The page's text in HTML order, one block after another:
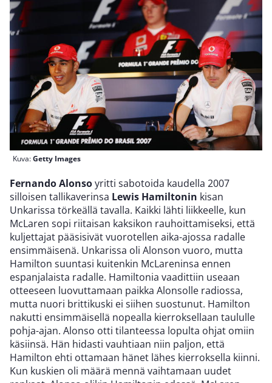
Kuva:Getty Images
Fernando Alonsoyritti sabotoida kaudella 2007
silloisen tallikaverinsa Lewis Hamiltonin kisan
Unkarissa törkeällä tavalla. Kaikki lähti liikkeelle, kun
McLaren sopi riitaisan kaksikon rauhoittamiseksi, että
kuljettajat pääsisivät vuorotellen aika-ajossa radalle
ensimmäisenä. Unkarissa oli Alonson vuoro, mutta
Hamilton suuntasi kuitenkin McLareninsa ennen
espanjalaista radalle. Hamiltonia vaadittiin useaan
otteeseen luovuttamaan paikka Alonsolle radiossa,
mutta nuori brittikuski ei siihen suostunut. Hamilton
nakutti ensimmäisellä nopealla kierroksellaan taululle
pohja-ajan. Alonso otti tilanteessa lopulta ohjat omiin
käsiinsä. Hän hidasti vauhtiaan niin paljon, että
Hamilton ehti ottamaan hänet lähes kierroksella kiinni.
Kun kuskien oli määrä mennä vaihtamaan uudet